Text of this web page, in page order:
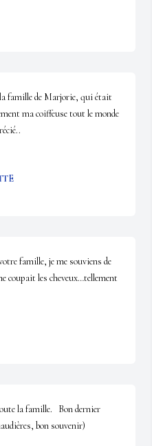
famille de Marjorie, qui était
ma coiffeuse tout le monde
famille, je me souviens de
coupait les cheveux…tellement
la famille.   Bon dernier
bon souvenir)